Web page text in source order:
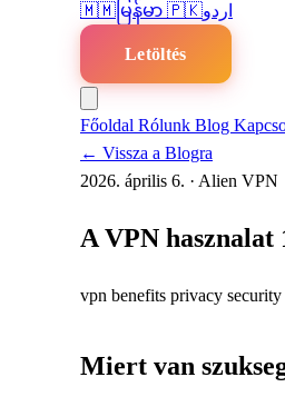
🇲🇲 မြန်မာ 🇵🇰اردو
Letöltés
Főoldal Rólunk Blog
← Vissza a Blogra
2026. április 6. · Alien VPN
A VPN hasznalat
vpn benefits privacy security
Miert van